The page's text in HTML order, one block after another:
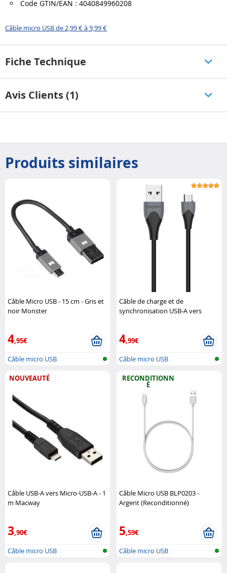
Code GTIN/EAN : 4040849960208
Câble micro USB de 2,99 € à 9,99 €
Fiche Technique
Avis Clients (1)
Produits similaires
Câble Micro USB - 15 cm - Gris et
noir Monster
4,95€
Câble micro USB
Câble de charge et de
synchronisation USB-A vers
4,99€
Câble micro USB
NOUVEAUTÉ
Câble USB-A vers Micro-USB-A - 1
m Macway
3,90€
Câble micro USB
RECONDITIONN
É
Câble Micro USB BLP0203 -
Argent (Reconditionné)
5,59€
Câble micro USB